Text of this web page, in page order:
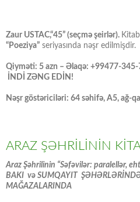
Zaur USTAC,“45” (seçmə şeirlər).
“Poeziya” seriyasında nəşr edilmişdir.
Qiyməti: 5 azn – Əlaqə: +99477-
İNDİ ZƏNG EDİN!
Nəşr göstəriciləri: 64 səhifə, A5, ağ-
ARAZ ŞƏHRİLİNİN
Araz Şəhrilinin “Səfəvilər: paralellər,
BAKI və SUMQAYIT
MAĞAZALARINDA